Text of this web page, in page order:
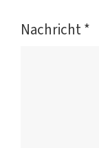
Nachricht*